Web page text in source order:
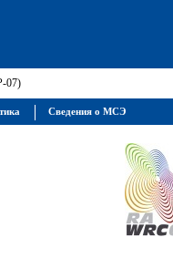
07)
Сведения о МСЭ